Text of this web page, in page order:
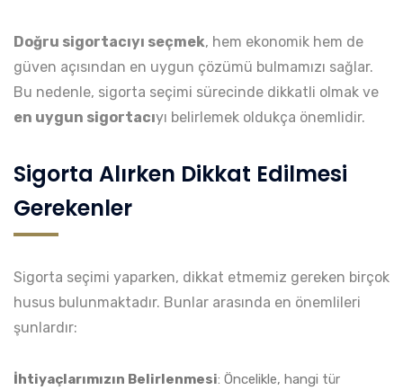
Doğru sigortacıyı seçmek, hem ekonomik hem de
güven açısından en uygun çözümü bulmamızı sağlar.
Bu nedenle, sigorta seçimi sürecinde dikkatli olmak ve
en uygun sigortacıyı belirlemek oldukça önemlidir.
Sigorta Alırken Dikkat Edilmesi
Gerekenler
Sigorta seçimi yaparken, dikkat etmemiz gereken birçok
husus bulunmaktadır. Bunlar arasında en önemlileri
şunlardır:
İhtiyaçlarımızın Belirlenmesi: Öncelikle, hangi tür